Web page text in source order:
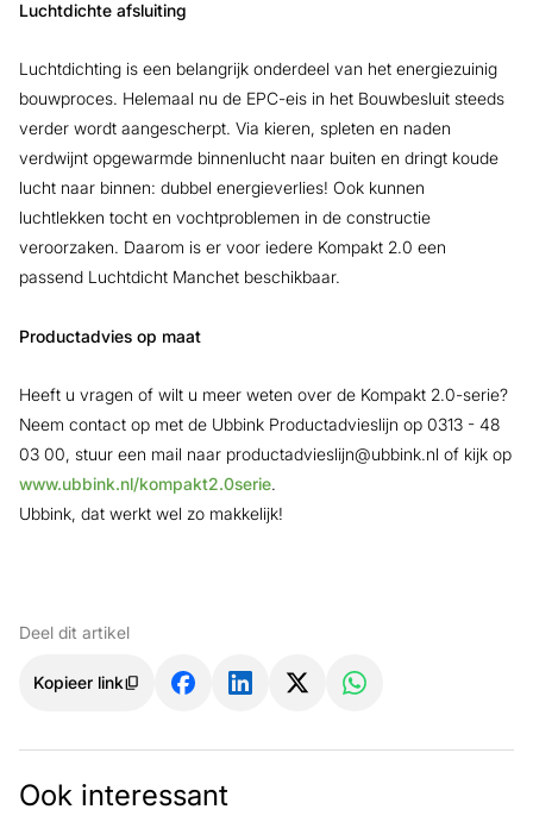
Luchtdichte afsluiting
Luchtdichting is een belangrijk onderdeel van het energiezuinig
bouwproces. Helemaal nu de EPC-eis in het Bouwbesluit steeds
verder wordt aangescherpt. Via kieren, spleten en naden
verdwijnt opgewarmde binnenlucht naar buiten en dringt koude
lucht naar binnen: dubbel energieverlies! Ook kunnen
luchtlekken tocht en vochtproblemen in de constructie
veroorzaken. Daarom is er voor iedere Kompakt 2.0 een
passend Luchtdicht Manchet beschikbaar.
Productadvies op maat
Heeft u vragen of wilt u meer weten over de Kompakt 2.0-serie?
Neem contact op met de Ubbink Productadvieslijn op 0313 - 48
03 00, stuur een mail naar productadvieslijn@ubbink.nl of kijk op
www.ubbink.nl/kompakt2.0serie.
Ubbink, dat werkt wel zo makkelijk!
Deel dit artikel
Kopieer link
Ook interessant